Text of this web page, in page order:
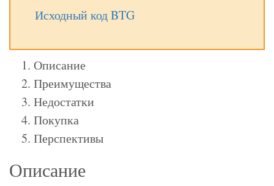
Исходный код BTG
Описание
Преимущества
Недостатки
Покупка
Перспективы
Описание